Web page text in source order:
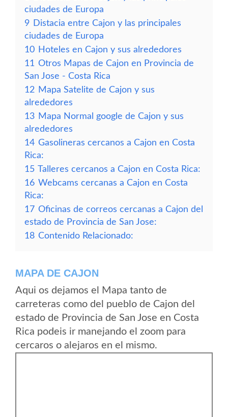
ciudades de Europa
9 Distacia entre Cajon y las principales
ciudades de Europa
10 Hoteles en Cajon y sus alrededores
11 Otros Mapas de Cajon en Provincia de
San Jose - Costa Rica
12 Mapa Satelite de Cajon y sus
alrededores
13 Mapa Normal google de Cajon y sus
alrededores
14 Gasolineras cercanos a Cajon en Costa
Rica:
15 Talleres cercanos a Cajon en Costa Rica:
16 Webcams cercanas a Cajon en Costa
Rica:
17 Oficinas de correos cercanas a Cajon del
estado de Provincia de San Jose:
18 Contenido Relacionado:
MAPA DE CAJON
Aqui os dejamos el Mapa tanto de
carreteras como del pueblo de Cajon del
estado de Provincia de San Jose en Costa
Rica podeis ir manejando el zoom para
cercaros o alejaros en el mismo.